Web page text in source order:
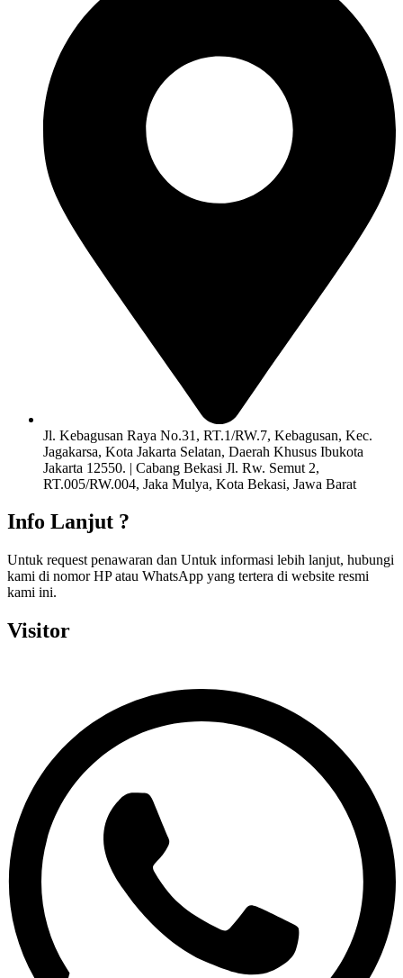
Jl. Kebagusan Raya No.31, RT.1/RW.7, Kebagusan, Kec.
Jagakarsa, Kota Jakarta Selatan, Daerah Khusus Ibukota
Jakarta 12550. | Cabang Bekasi Jl. Rw. Semut 2,
RT.005/RW.004, Jaka Mulya, Kota Bekasi, Jawa Barat
Info Lanjut ?
Untuk request penawaran dan Untuk informasi lebih lanjut, hubungi
kami di nomor HP atau WhatsApp yang tertera di website resmi
kami ini.
Visitor